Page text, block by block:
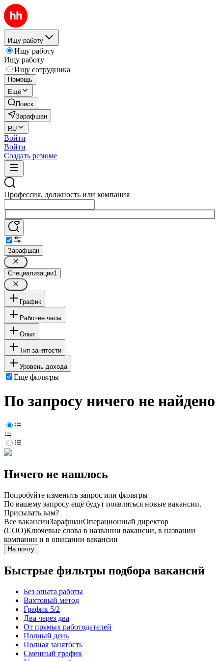
Ищу работу
Ищу работу
Ищу работу
Ищу сотрудника
Помощь
Ещё
Поиск
Зарафшан
RU
Войти
Войти
Создать резюме
Профессия, должность или компания
Зарафшан
Специализации1
График
Рабочие часы
Опыт
Тип занятости
Уровень дохода
Ещё фильтры
По запросу ничего не найдено
Ничего не нашлось
Попробуйте изменить запрос или фильтры
По вашему запросу ещё будут появляться новые вакансии.
Присылать вам?
Все вакансииЗарафшанОперационный директор
(COO)Ключевые слова в названии вакансии, в названии
компании и в описании вакансии
На почту
Быстрые фильтры подбора вакансий
Без опыта работы
Вахтовый метод
График 5/2
Два через два
От прямых работодателей
Полный день
Полная занятость
Сменный график